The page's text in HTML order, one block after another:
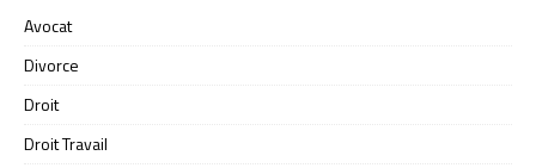
Avocat
Divorce
Droit
Droit Travail